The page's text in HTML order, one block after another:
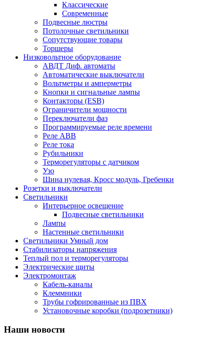
Классические
Современные
Подвесные люстры
Потолочные светильники
Сопутствующие товары
Торшеры
Низковольтное оборудование
АВДT Диф. автоматы
Автоматические выключатели
Вольтметры и амперметры
Кнопки и сигнальные лампы
Контакторы (ESB)
Ограничители мощности
Переключатели фаз
Программируемые реле времени
Реле ABB
Реле тока
Рубильники
Терморегуляторы с датчиком
Узо
Шина нулевая, Кросс модуль, Гребенки
Розетки и выключатели
Светильники
Интерьерное освещение
Подвесные светильники
Лампы
Настенные светильники
Светильники Умный дом
Стабилизаторы напряжения
Теплый пол и терморегуляторы
Электрические щиты
Электромонтаж
Кабель-каналы
Клеммники
Трубы гофрированные из ПВХ
Установочные коробки (подрозетники)
Наши новости